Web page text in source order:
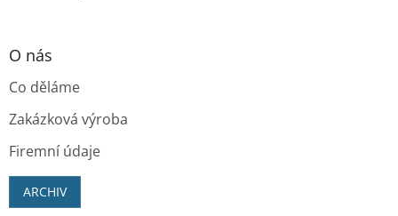
O nás
Co děláme
Zakázková výroba
Firemní údaje
ARCHIV